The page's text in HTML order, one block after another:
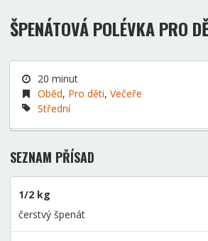
ŠPENÁTOVÁ POLÉVKA PRO
20 minut
Oběd, Pro děti, Večeře
Střední
SEZNAM PŘÍSAD
1/2 kg
čerstvý špenát